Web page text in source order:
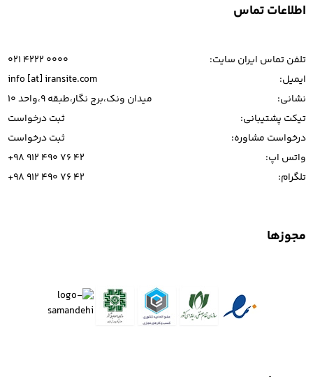
اطلاعات تماس
تلفن تماس ایران سایت:
021 4222 0000
ایمیل:
info [at] iransite.com
نشانی:
میدان ونک،برج نگار،طبقه 9،واحد 10
تیکت پشتیبانی:
ثبت درخواست
درخواست مشاوره:
ثبت درخواست
واتس اپ:
+98 912 490 76 42
تلگرام:
+98 912 490 76 42
مجوزها